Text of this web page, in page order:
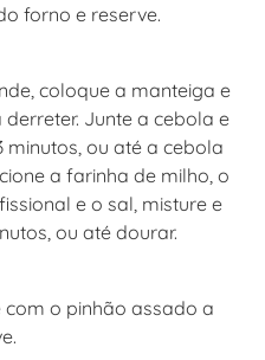
forno e reserve.
coloque a manteiga e
Junte a cebola e
minutos, ou até a cebola
a farinha de milho, o
e o sal, misture e
ou até dourar.
com o pinhão assado a